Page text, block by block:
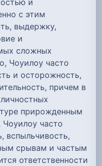
с этим
выдержку,
и
сложных
Чоуилоу часто
и осторожность,
причем в
прирожденным
часто
вспыльчивость,
срывам и частым
ответственности